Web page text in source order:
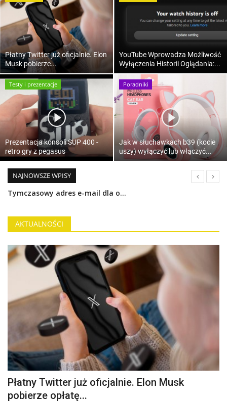
Płatny Twitter już oficjalnie. Elon
Musk pobierze...
YouTube Wprowadza Możliwość
Wyłączenia Historii Oglądania:...
Testy i prezentacje
Prezentacja konsoli SUP 400 -
retro gry z pegasus
Poradniki
Jak w słuchawkach b39 (kocie
uszy) wyłączyć lub włączyć...
NAJNOWSZE WPISY
Tymczasowy adres e-mail dla ochrony prywatności i uniknięcia spamu
AKTUALNOŚCI
Płatny Twitter już oficjalnie. Elon Musk
pobierze opłatę...